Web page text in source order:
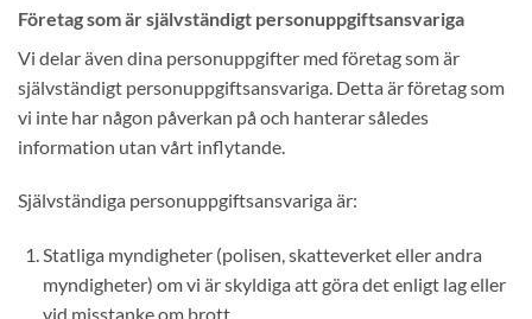
Företag som är självständigt personuppgiftsansvariga
Vi delar även dina personuppgifter med företag som är
självständigt personuppgiftsansvariga. Detta är företag som
vi inte har någon påverkan på och hanterar således
information utan vårt inflytande.
Självständiga personuppgiftsansvariga är:
Statliga myndigheter (polisen, skatteverket eller andra
myndigheter) om vi är skyldiga att göra det enligt lag eller
vid misstanke om brott